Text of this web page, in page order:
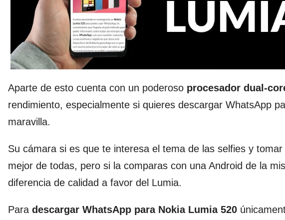
Aparte de esto cuenta con un poderoso procesador dual-
rendimiento, especialmente si quieres descargar WhatsApp
maravilla.
Su cámara si es que te interesa el tema de las selfies y
mejor de todas, pero si la comparas con una Android de la
diferencia de calidad a favor del Lumia.
Para descargar WhatsApp para Nokia Lumia 520